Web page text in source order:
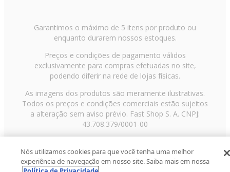
Garantimos o máximo de 5 itens por produto ou
enquanto durarem nossos estoques.
Preços e condições de pagamento válidos
exclusivamente para compras efetuadas no site,
podendo diferir na rede de lojas físicas.
As imagens dos produtos são meramente ilustrativas.
Todos os preços e condições comerciais estão sujeitos
a alteração sem aviso prévio. Fast Shop S. A. CNPJ:
43.708.379/0001-00
Paulo/SP, CEP 02029-001, Telefone: 11 3003-3728 ©
2013 Fast Shop - Todos os direitos reservadosRF
Nós utilizamos cookies para que você tenha uma melhor
experiência de navegação em nosso site. Saiba mais em nossa